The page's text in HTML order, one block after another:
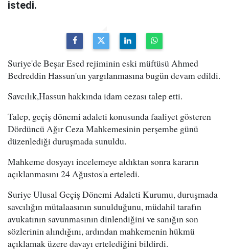
istedi.
Suriye'de Beşar Esed rejiminin eski müftüsü Ahmed
Bedreddin Hassun'un yargılanmasına bugün devam edildi.
Savcılık,Hassun hakkında idam cezası talep etti.
Talep, geçiş dönemi adaleti konusunda faaliyet gösteren
Dördüncü Ağır Ceza Mahkemesinin perşembe günü
düzenlediği duruşmada sunuldu.
Mahkeme dosyayı incelemeye aldıktan sonra kararın
açıklanmasını 24 Ağustos'a erteledi.
Suriye Ulusal Geçiş Dönemi Adaleti Kurumu, duruşmada
savcılığın mütalaasının sunulduğunu, müdahil tarafın
avukatının savunmasının dinlendiğini ve sanığın son
sözlerinin alındığını, ardından mahkemenin hükmü
açıklamak üzere davayı ertelediğini bildirdi.